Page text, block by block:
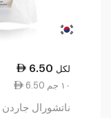
6.50 لكل
6.50 ١٠ جم
ناتشورال